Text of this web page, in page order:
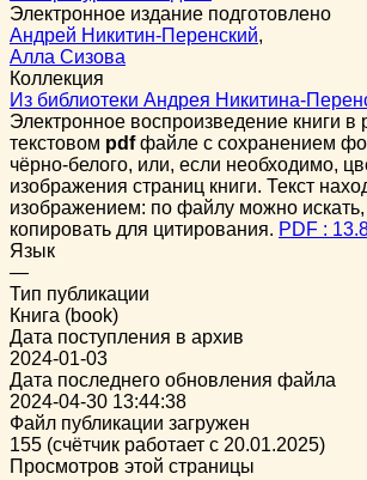
Электронное издание подготовлено
Андрей Никитин-Перенский,
Алла Сизова
Коллекция
Из библиотеки Андрея Никитина-
Электронное воспроизведение книги в
текстовом pdfфайле с сохранением
чёрно-белого, или, если необходимо,
изображения страниц книги. Текст
изображением: по файлу можно
копировать для цитирования. PDF :
Язык
—
Тип публикации
Книга (book)
Дата поступления в архив
2024-01-03
Дата последнего обновления файла
2024-04-30 13:44:38
Файл публикации загружен
155 (счётчик работает с 20.01.2025)
Просмотров этой страницы